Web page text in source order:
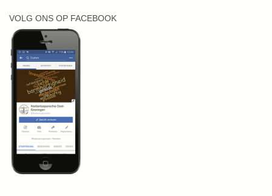
VOLG ONS OP FACEBOOK